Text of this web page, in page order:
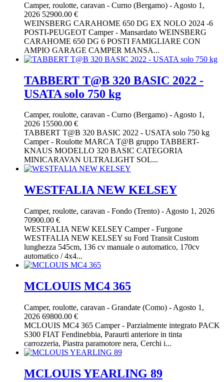
Camper, roulotte, caravan - Curno (Bergamo) - Agosto 1,
2026 52900.00 €
WEINSBERG CARAHOME 650 DG EX NOLO 2024 -6
POSTI-PEUGEOT Camper - Mansardato WEINSBERG
CARAHOME 650 DG 6 POSTI FAMIGLIARE CON
AMPIO GARAGE CAMPER MANSA...
TABBERT T@B 320 BASIC 2022 -
USATA solo 750 kg
Camper, roulotte, caravan - Curno (Bergamo) -Agosto 1,
2026 15500.00 €
TABBERT T@B 320 BASIC 2022 - USATA solo 750 kg
Camper - Roulotte MARCA T@B gruppo TABBERT-
KNAUS MODELLO 320 BASIC CATEGORIA
MINICARAVAN ULTRALIGHT SOL...
WESTFALIA NEW KELSEY
Camper, roulotte, caravan - Fondo (Trento) - Agosto 1, 2026
70900.00 €
WESTFALIA NEW KELSEY Camper - Furgone
WESTFALIA NEW KELSEY su Ford Transit Custom
lunghezza 545cm, 136 cv manuale o automatico, 170cv
automatico / 4x4...
MCLOUIS MC4 365
Camper, roulotte, caravan - Grandate (Como) - Agosto 1,
2026 69800.00 €
MCLOUIS MC4 365 Camper - Parzialmente integrato PACK
S300 FIAT Fendinebbia, Paraurti anteriore in tinta
carrozzeria, Piastra paramotore nera, Cerchi i...
MCLOUIS YEARLING 89